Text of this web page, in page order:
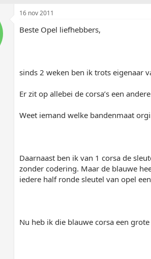
16 nov 2011
Beste Opel liefhebbers,
sinds 2 weken ben ik trots eigenaar
Er zit op allebei de corsa’s een
Weet iemand welke bandenmaat
Daarnaast ben ik van 1 corsa de
zonder codering. Maar de blauwe
iedere half ronde sleutel van opel
Nu heb ik die blauwe corsa een